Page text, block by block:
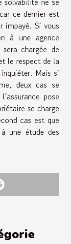
ce dernier est
impayé. Si vous
à une agence
chargée de
le respect de la
Mais si
deux cas se
pose
se charge
cas est que
une étude des